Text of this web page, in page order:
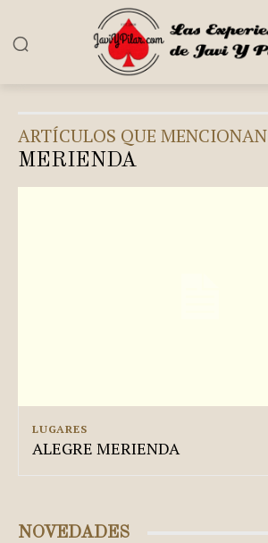
ARTÍCULOS QUE MENCIONAN
MERIENDA
LUGARES
ALEGRE MERIENDA
NOVEDADES